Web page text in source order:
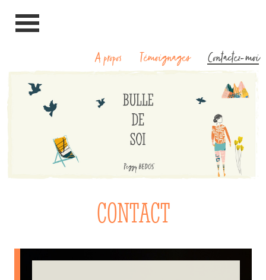
A propos Témoignages Contactez-moi
CONTACT